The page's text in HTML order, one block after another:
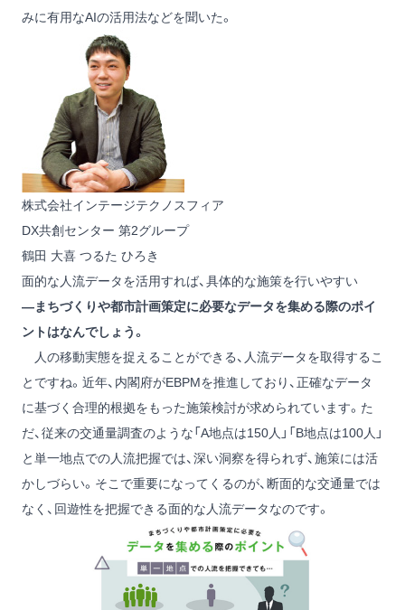
みに有用なAIの活用法などを聞いた。
株式会社インテージテクノスフィア
DX共創センター 第2グループ
鶴田 大喜 つるた ひろき
面的な人流データを活用すれば、具体的な施策を行いやすい
―まちづくりや都市計画策定に必要なデータを集める際のポイ
ントはなんでしょう。
人の移動実態を捉えることができる、人流データを取得するこ
とですね。近年、内閣府がEBPMを推進しており、正確なデータ
に基づく合理的根拠をもった施策検討が求められています。た
だ、従来の交通量調査のような「A地点は150人」「B地点は100人」
と単一地点での人流把握では、深い洞察を得られず、施策には活
かしづらい。そこで重要になってくるのが、断面的な交通量では
なく、回遊性を把握できる面的な人流データなのです。